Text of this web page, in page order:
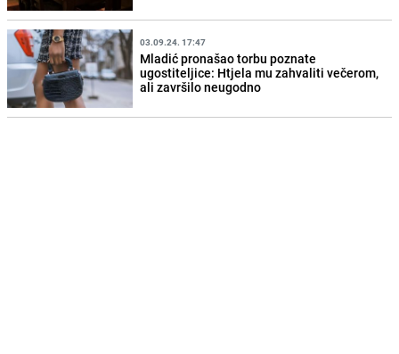
03.09.24. 17:47
Mladić pronašao torbu poznate
ugostiteljice: Htjela mu zahvaliti večerom,
ali završilo neugodno